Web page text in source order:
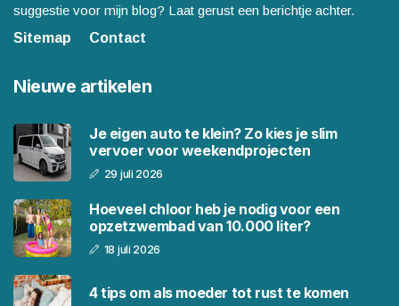
suggestie voor mijn blog? Laat gerust een berichtje achter.
Sitemap
Contact
Nieuwe artikelen
Je eigen auto te klein? Zo kies je slim
vervoer voor weekendprojecten
29 juli 2026
Hoeveel chloor heb je nodig voor een
opzetzwembad van 10.000 liter?
18 juli 2026
4 tips om als moeder tot rust te komen